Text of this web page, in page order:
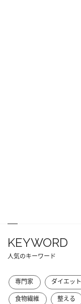
KEYWORD
人気のキーワード
専門家 ダイエット
食物繊維
整える